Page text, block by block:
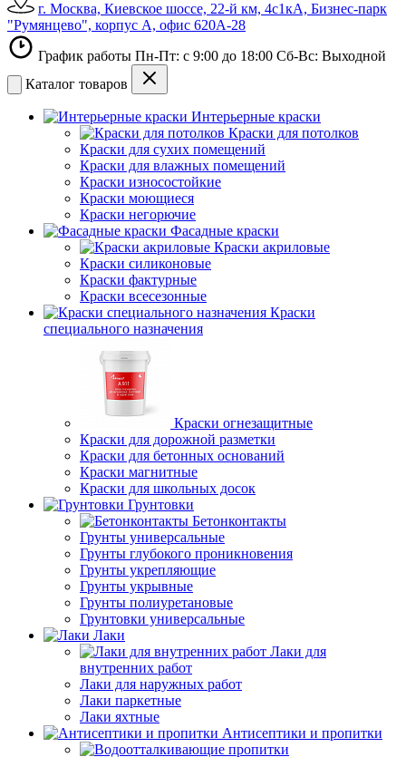
г. Москва, Киевское шоссе, 22-й км, 4с1кА, Бизнес-парк
"Румянцево", корпус А, офис 620А-28
График работы Пн-Пт: с 9:00 до 18:00 Сб-Вс: Выходной
Каталог товаров
Интерьерные краски
Краски для потолков
Краски для сухих помещений
Краски для влажных помещений
Краски износостойкие
Краски моющиеся
Краски негорючие
Фасадные краски
Краски акриловые
Краски силиконовые
Краски фактурные
Краски всесезонные
Краски
специального назначения
Краски огнезащитные
Краски для дорожной разметки
Краски для бетонных оснований
Краски магнитные
Краски для школьных досок
Грунтовки
Бетонконтакты
Грунты универсальные
Грунты глубокого проникновения
Грунты укрепляющие
Грунты укрывные
Грунты полиуретановые
Грунтовки универсальные
Лаки
Лаки для
внутренних работ
Лаки для наружных работ
Лаки паркетные
Лаки яхтные
Антисептики и пропитки